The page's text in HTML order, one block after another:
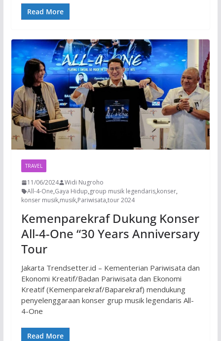
Read More
TRAVEL
11/06/2024
Widi Nugroho
All-4-One,Gaya Hidup,group musik legendaris,konser,
konser musik,musik,Pariwisata,tour 2024
Kemenparekraf Dukung Konser
All-4-One “30 Years Anniversary
Tour
Jakarta Trendsetter.id – Kementerian Pariwisata dan
Ekonomi Kreatif/Badan Pariwisata dan Ekonomi
Kreatif (Kemenparekraf/Baparekraf) mendukung
penyelenggaraan konser grup musik legendaris All-
4-One
Read More